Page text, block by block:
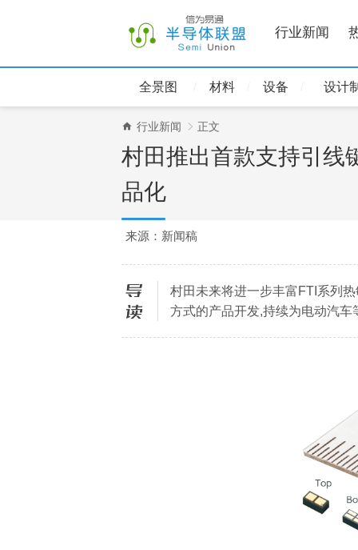
行业新闻
全景图 材料 设备 设计
行业新闻 正文
村田推出首款支持引线
品化
来源：新闻稿
村田未来将进一步丰富FTI系列
方式的产品开发,持续为电动汽
台积电2025
336.7亿美元